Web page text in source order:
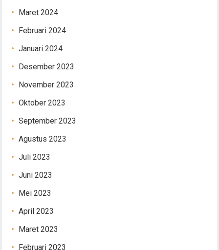
Maret 2024
Februari 2024
Januari 2024
Desember 2023
November 2023
Oktober 2023
September 2023
Agustus 2023
Juli 2023
Juni 2023
Mei 2023
April 2023
Maret 2023
Februari 2023